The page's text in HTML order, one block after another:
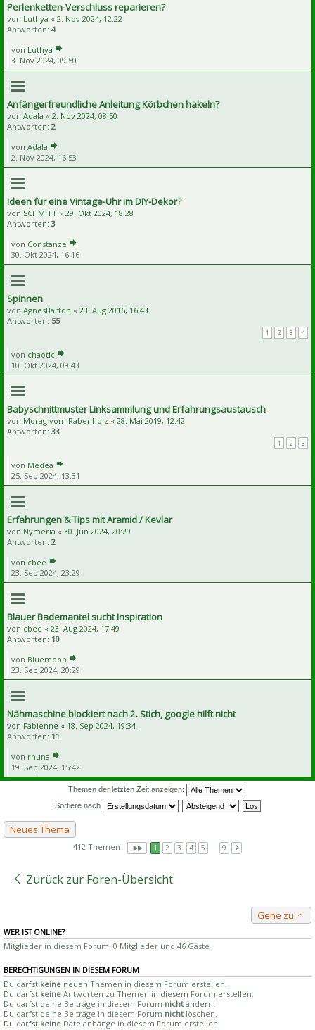
Perlenketten-Verschluss reparieren?
von Luthya « 2. Nov 2024, 12:22
Antworten: 4
von Luthya
3. Nov 2024, 09:50
Anfängerfreundliche Anleitung Körbchen häkeln?
von Adala « 2. Nov 2024, 08:50
Antworten: 2
von Adala
2. Nov 2024, 16:53
Ideen für eine Vintage-Uhr im DIY-Dekor?
von SCHMITT « 29. Okt 2024, 18:28
Antworten: 3
von Constanze
30. Okt 2024, 16:16
Spinnen
von AgnesBarton « 23. Aug 2016, 16:43
Antworten: 55
1 2 3 4
von chaotic
10. Okt 2024, 09:43
Babyschnittmuster Linksammlung und Erfahrungsaustausch
von Morag vom Rabenholz « 28. Mai 2019, 12:42
Antworten: 33
1 2 3
von Medea
25. Sep 2024, 13:31
Erfahrungen & Tips mit Aramid / Kevlar
von Nymeria « 30. Jun 2024, 20:29
Antworten: 2
von cbee
23. Sep 2024, 23:29
Blauer Bademantel sucht Inspiration
von cbee « 23. Aug 2024, 17:49
Antworten: 10
von Bluemoon
23. Sep 2024, 20:29
Nähmaschine blockiert nach 2. Stich, google hilft nicht
von Fabienne « 18. Sep 2024, 19:34
Antworten: 11
von rhuna
19. Sep 2024, 15:42
Themen der letzten Zeit anzeigen:
Sortiere nach
Neues Thema
412 Themen 1 2 3 4 5 9
Zurück zur Foren-Übersicht
Gehe zu
WER IST ONLINE?
Mitglieder in diesem Forum: 0 Mitglieder und 46 Gäste
BERECHTIGUNGEN IN DIESEM FORUM
Du darfst keine neuen Themen in diesem Forum erstellen.
Du darfst keine Antworten zu Themen in diesem Forum erstellen.
Du darfst deine Beiträge in diesem Forum nicht ändern.
Du darfst deine Beiträge in diesem Forum nicht löschen.
Du darfst keine Dateianhänge in diesem Forum erstellen.